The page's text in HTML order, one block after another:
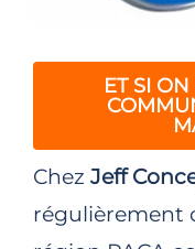
ET SI
Chez Jeff
régulièrement